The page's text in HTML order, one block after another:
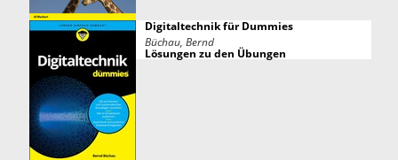
Digitaltechnik für Dummies
Büchau, Bernd
Lösungen zu den Übungen